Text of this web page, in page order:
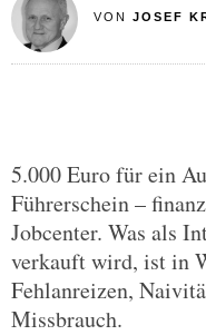
VON JOSEF
5.000 Euro für ein
Führerschein –
Jobcenter. Was als
verkauft wird, ist in
Fehlanreizen,
Missbrauch.